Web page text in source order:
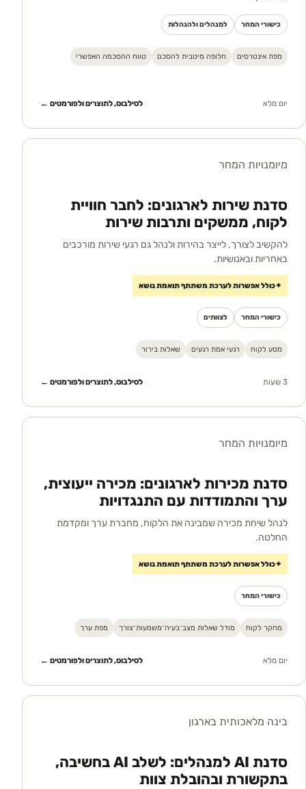
כישורי המחר למנהלים ולהנהלות
מפת אינטרסים חלופה מיטבית להסכם טווח ההסכמה האפשרי
יום מלא לסילבוס, לתוצרים ולפורמטים ←
מיומנויות המחר
סדנת שירות לארגונים: לחבר חוויית
לקוח, ממשקים ותרבות שירות
להקשיב לצורך, לייצר בהירות ולנהל גם רגעי שירות מורכבים
באחריות ובאנושיות.
✦כולל אפשרות לערכת משתתף תואמת נושא
כישורי המחר לצוותים
מסע לקוח רגעי אמת רגעים שאלות בירור
3 שעות לסילבוס, לתוצרים ולפורמטים ←
מיומנויות המחר
סדנת מכירות לארגונים: מכירה ייעוצית,
ערך והתמודדות עם התנגדויות
לנהל שיחת מכירה שמבינה את הלקוח, מחברת ערך ומקדמת
החלטה.
✦כולל אפשרות לערכת משתתף תואמת נושא
כישורי המחר
מחקר לקוח מודל שאלות מצב־בעיה־משמעות־צורך מפת ערך
יום מלא לסילבוס, לתוצרים ולפורמטים ←
בינה מלאכותית בארגון
סדנת AI למנהלים: לשלב AI בחשיבה,
בתקשורת ובהובלת צוות